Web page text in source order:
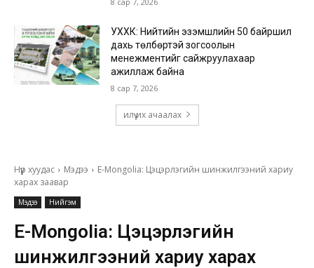
УХХК: Нийтийн эзэмшлийн 50 байршил
дахь төлбөртэй зогсоолын
менежментийг сайжруулахаар
ажиллаж байна
8 сар 7, 2026
илүү их ачаалах